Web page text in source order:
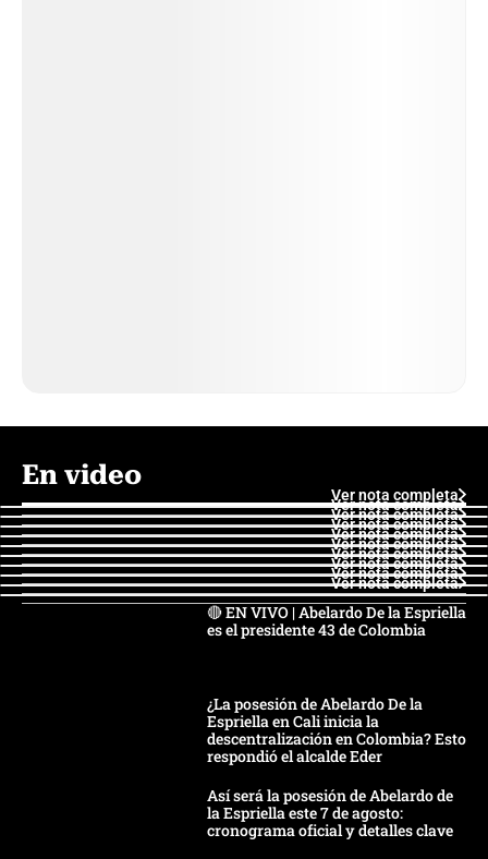
En video
Ver nota completa
Ver nota completa
Ver nota completa
Ver nota completa
Ver nota completa
Ver nota completa
Ver nota completa
Ver nota completa
Ver nota completa
Ver nota completa
🔴 EN VIVO | Abelardo De la Espriella
es el presidente 43 de Colombia
¿La posesión de Abelardo De la
Espriella en Cali inicia la
descentralización en Colombia? Esto
respondió el alcalde Eder
Así será la posesión de Abelardo de
la Espriella este 7 de agosto:
cronograma oficial y detalles clave